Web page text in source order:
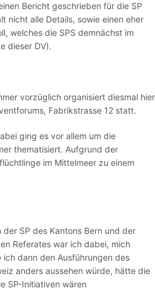
Bericht geschrieben für die SP
nicht alle Details, sowie einen eher
welches die SPS demnächst im
dieser DV).
vorzüglich organisiert diesmal hier
Fabrikstrasse 12 statt.
ging es vor allem um die
thematisiert. Aufgrund der
im Mittelmeer zu einem
SP des Kantons Bern und der
Referates war ich dabei, mich
dann den Ausführungen des
anders aussehen würde, hätte die
SP-Initiativen wären